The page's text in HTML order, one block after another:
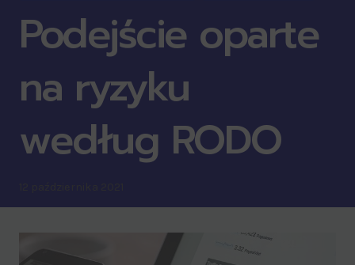
Podejście oparte
na ryzyku
według RODO